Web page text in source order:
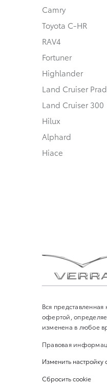
Camry
Toyota C-HR
RAV4
Fortuner
Highlander
Land Cruiser
Land Cruiser 300
Hilux
Alphard
Hiace
Вся
офертой,
изменена в любое
Правовая
Изменить настройку
Сбросить cookie